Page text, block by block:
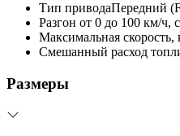
Тип приводаПередний
Разгон от 0 до 100 км/ч,
Максимальная скорость,
Смешанный расход
Размеры